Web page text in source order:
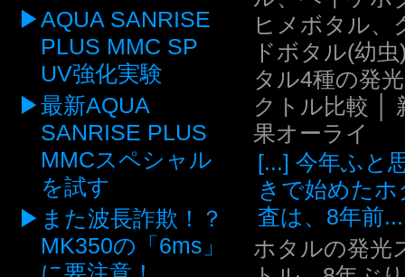
AQUA SANRISE
PLUS MMC SP
UV強化実験
最新AQUA
SANRISE PLUS
MMCスペシャル
を試す
また波長詐欺！？
MK350の「6ms」
ヒメボタル、
ドボタル(幼
タル4種の発
クトル比較 │
果オーライ
[...] 今年ふと
きで始めたホ
査は、8年前...
ホタルの発光